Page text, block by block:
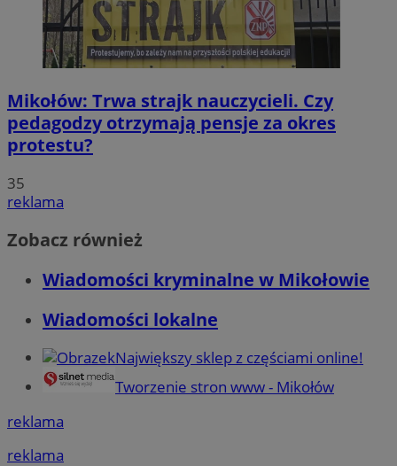
Mikołów: Trwa strajk nauczycieli. Czy
pedagodzy otrzymają pensje za okres
protestu?
35
reklama
Zobacz również
Wiadomości kryminalne w Mikołowie
Wiadomości lokalne
Największy sklep z częściami online!
Tworzenie stron www - Mikołów
reklama
reklama